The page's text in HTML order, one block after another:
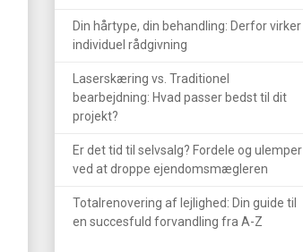
Din hårtype, din behandling: Derfor virker
individuel rådgivning
Laserskæring vs. Traditionel
bearbejdning: Hvad passer bedst til dit
projekt?
Er det tid til selvsalg? Fordele og ulemper
ved at droppe ejendomsmægleren
Totalrenovering af lejlighed: Din guide til
en succesfuld forvandling fra A-Z